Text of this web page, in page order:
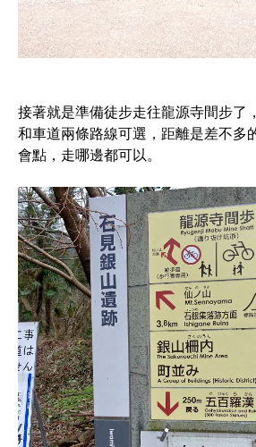
接著就是準備徒步走往龍源寺間步了
和車道兩條路線可選，距離是差不多
會點，走哪邊都可以。